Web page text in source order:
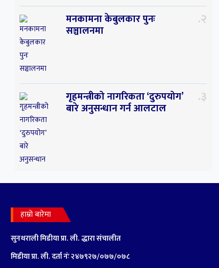
मनकामना केबुलकार पुनः
सञ्चालनमा
२
गृहमन्त्रीको नागरिकता ‘दुरुपयोग’
बारे अनुसन्धान गर्न आलटाल
३
भारत-चीनको रणनीतिक स्वार्थको
शिकार हुनसक्छ पोखरा
विमानस्थल
हाम्रो बारेमा
सुनथराली मिडीया प्रा.ली. द्धारा संचालीत
मिडीया प्रा. ली. दर्ता नंः २४७९२७‍/०७७/०७८